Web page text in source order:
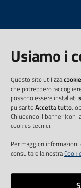
Usiamo i
Questo sito utilizza
che potrebbero
possono essere installati
pulsante Accetta tutto,
Chiudendo il banner (con
cookies tecnici.
Per maggiori
consultare la nostra